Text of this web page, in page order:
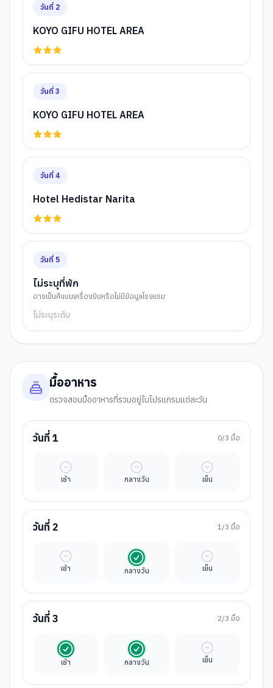
วันที่ 2
KOYO GIFU HOTEL AREA
วันที่ 3
KOYO GIFU HOTEL AREA
วันที่ 4
Hotel Hedistar Narita
วันที่ 5
ไม่ระบุที่พัก
อาจเป็นคืนบนเครื่องบินหรือไม่มีข้อมูลโรงแรม
ไม่ระบุระดับ
มื้ออาหาร
ตรวจสอบมื้ออาหารที่รวมอยู่ในโปรแกรมแต่ละวัน
วันที่ 1 0/3 มื้อ
เช้า
มื้ออิสระ
กลางวัน
มื้ออิสระ
เย็น
มื้ออิสระ
วันที่ 2 1/3 มื้อ
เช้า
มื้ออิสระ
กลางวัน
รวมในค่าทัวร์
เย็น
มื้ออิสระ
วันที่ 3 2/3 มื้อ
เช้า
รวมในค่าทัวร์
กลางวัน
รวมในค่าทัวร์
เย็น
มื้ออิสระ